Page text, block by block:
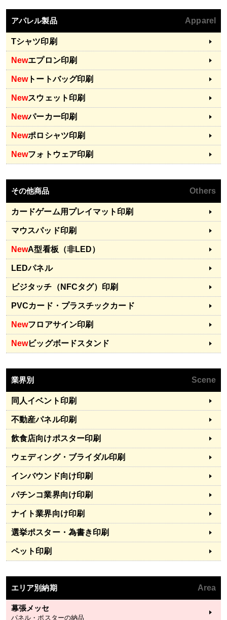
アパレル製品 Apparel
Tシャツ印刷
Newエプロン印刷
Newトートバッグ印刷
Newスウェット印刷
Newパーカー印刷
Newポロシャツ印刷
Newフォトウェア印刷
その他商品 Others
カードゲーム用プレイマット印刷
マウスパッド印刷
NewA型看板（非LED）
LEDパネル
ビジタッチ（NFCタグ）印刷
PVCカード・プラスチックカード
Newフロアサイン印刷
Newビッグボードスタンド
業界別 Scene
同人イベント印刷
不動産パネル印刷
飲食店向けポスター印刷
ウェディング・ブライダル印刷
インバウンド向け印刷
パチンコ業界向け印刷
ナイト業界向け印刷
選挙ポスター・為書き印刷
ペット印刷
エリア別納期 Area
幕張メッセ
パネル・ポスターの納品